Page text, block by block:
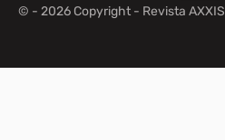
© - 2026 Copyright - Revista AXXIS